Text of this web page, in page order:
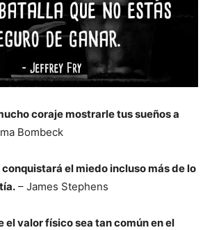
coraje mostrarle tus sueños a
Bombeck
el miedo incluso más de lo
– James Stephens
el valor físico sea tan común en el